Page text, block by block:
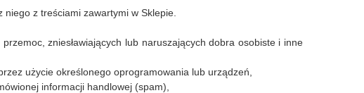
z treściami zawartymi w Sklepie.
zniesławiających lub naruszających dobra osobiste i inne
użycie określonego oprogramowania lub urządzeń,
informacji handlowej (spam),